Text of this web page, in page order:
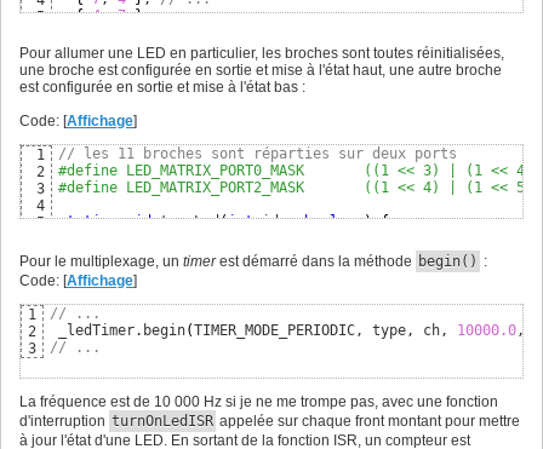
5
7
8
9
11
13
14
15
{
4, 7 },
{ 4, 3 } , // broche 4 = HIGH, et broche 3 = LOW pour la
{ 7, 8 },
{ 8, 7 },
{ 8, 3 }
8, 4
,
{ 7 , },
// etc.
Pour allumer une LED en particulier, les broches sont toutes réinitialisées,
une broche est configurée en sortie et mise à l'état haut, une autre broche
est configurée en sortie et mise à l'état bas :
Code: [Affichage]
1
2
3
4
5
7
8
9
10
11
12
13
14
15
16
17
18
// les 11 broches sont réparties sur deux ports
#define LED_MATRIX_PORT0_MASK       ((1 << 3) | (1
#define LED_MATRIX_PORT2_MASK       ((1 << 4) | (1
static void turnLed(int idx, bool on)
{
  R_PORT2->PCNTR1 &= ~
((uint32_t) LED_MATRIX_PORT2_MASK
if (on)
    bsp_io_port_pin_t pin_a = g_pin_cfg
[pins[idx][0] +
    R_PFS->PORT
[pin_a >> 8 .PIN[pin_a & 0xFF] .PmnPFS =
IOPORT_CFG_PORT_DIRECTION_OUTPUT |
    bsp_io_port_pin_t pin_c = g_pin_cfg
[pins[idx][1] +
IOPORT_CFG_PORT_DIRECTION_OUTPUT |
}
}
Pour le multiplexage, un timerest démarré dans la méthode begin() :
Code: [Affichage]
1
2
3
// ...
_ledTimer.begin(TIMER_MODE_PERIODIC, type, ch, 10000.0,
// ...
La fréquence est de 10 000 Hz si je ne me trompe pas, avec une fonction
d'interruption turnOnLedISR appelée sur chaque front montant pour mettre
à jour l'état d'une LED. En sortant de la fonction ISR, un compteur est